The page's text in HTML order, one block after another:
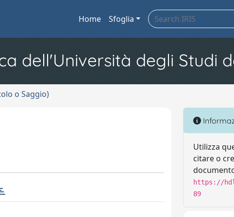
Home Sfoglia
dell'Università degli Studi
o Saggio)
Utilizza
citare o
https://
89